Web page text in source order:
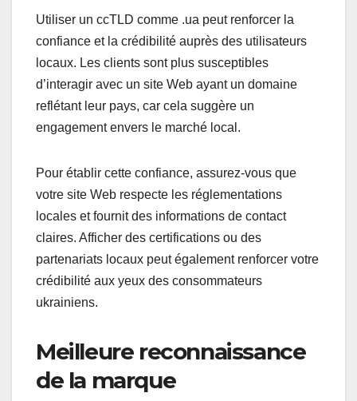
Utiliser un ccTLD comme .ua peut renforcer la
confiance et la crédibilité auprès des utilisateurs
locaux. Les clients sont plus susceptibles
d’interagir avec un site Web ayant un domaine
reflétant leur pays, car cela suggère un
engagement envers le marché local.
Pour établir cette confiance, assurez-vous que
votre site Web respecte les réglementations
locales et fournit des informations de contact
claires. Afficher des certifications ou des
partenariats locaux peut également renforcer votre
crédibilité aux yeux des consommateurs
ukrainiens.
Meilleure reconnaissance
de la marque